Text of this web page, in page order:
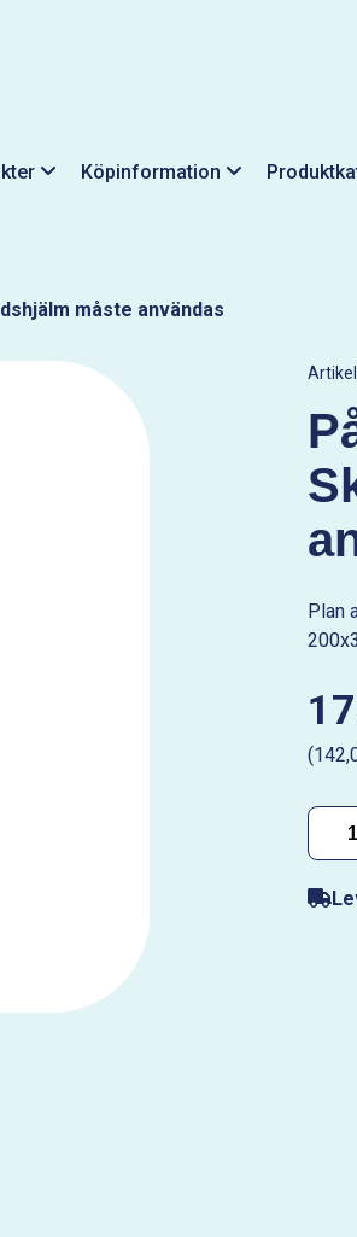
Köpinformation
måste användas
Plan